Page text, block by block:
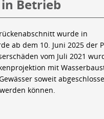
Betrieb
wurde in
ab dem 10. Juni 2025 der
vom Juli 2021
mit
soweit
können.